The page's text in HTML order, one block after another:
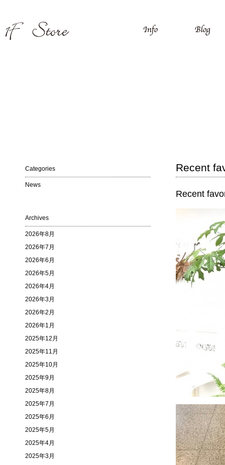
Recent
Recent
Categories
News
Archives
2026年8月
2026年7月
2026年6月
2026年5月
2026年4月
2026年3月
2026年2月
2026年1月
2025年12月
2025年11月
2025年10月
2025年9月
2025年8月
2025年7月
2025年6月
2025年5月
2025年4月
2025年3月